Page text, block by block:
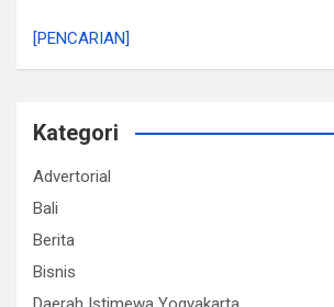
[PENCARIAN]
Kategori
Advertorial
Bali
Berita
Bisnis